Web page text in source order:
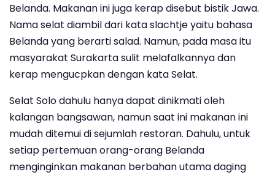
Belanda. Makanan ini juga kerap disebut bistik Jawa.
Nama selat diambil dari kata slachtje yaitu bahasa
Belanda yang berarti salad. Namun, pada masa itu
masyarakat Surakarta sulit melafalkannya dan
kerap mengucpkan dengan kata Selat.
Selat Solo dahulu hanya dapat dinikmati oleh
kalangan bangsawan, namun saat ini makanan ini
mudah ditemui di sejumlah restoran. Dahulu, untuk
setiap pertemuan orang-orang Belanda
menginginkan makanan berbahan utama daging